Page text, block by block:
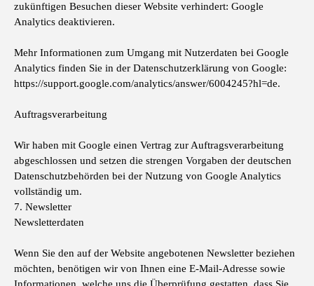
zukünftigen Besuchen dieser Website verhindert: Google
Analytics deaktivieren.
Mehr Informationen zum Umgang mit Nutzerdaten bei Google
Analytics finden Sie in der Datenschutzerklärung von Google:
https://support.google.com/analytics/answer/6004245?hl=de.
Auftragsverarbeitung
Wir haben mit Google einen Vertrag zur Auftragsverarbeitung
abgeschlossen und setzen die strengen Vorgaben der deutschen
Datenschutzbehörden bei der Nutzung von Google Analytics
vollständig um.
7. Newsletter
Newsletterdaten
Wenn Sie den auf der Website angebotenen Newsletter beziehen
möchten, benötigen wir von Ihnen eine E-Mail-Adresse sowie